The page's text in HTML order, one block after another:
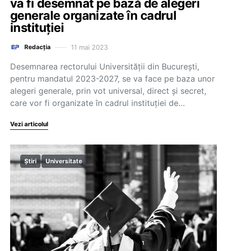
va fi desemnat pe bază de alegeri
generale organizate în cadrul
instituției
Redacția 11 mai 2023
Desemnarea rectorului Universității din București,
pentru mandatul 2023-2027, se va face pe baza unor
alegeri generale, prin vot universal, direct și secret,
care vor fi organizate în cadrul instituției de…
Vezi articolul
Știri Universitate